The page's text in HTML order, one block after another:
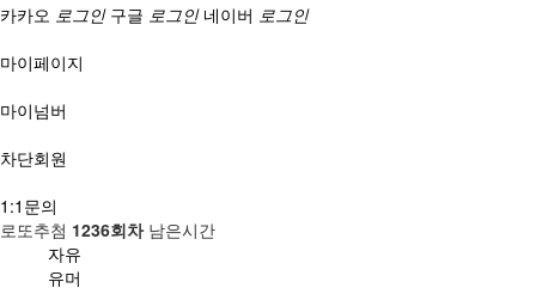
카카오 로그인 구글 로그인 네이버 로그인
마이페이지
마이넘버
차단회원
1:1문의
로또추첨 1236회차남은시간
자유
유머